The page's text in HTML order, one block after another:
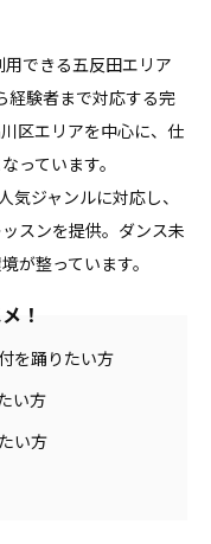
できる五反田エリア
経験者まで対応する完
区エリアを中心に、仕
っています。
気ジャンルに対応し、
スンを提供。ダンス未
が整っています。
！
を踊りたい方
い方
い方